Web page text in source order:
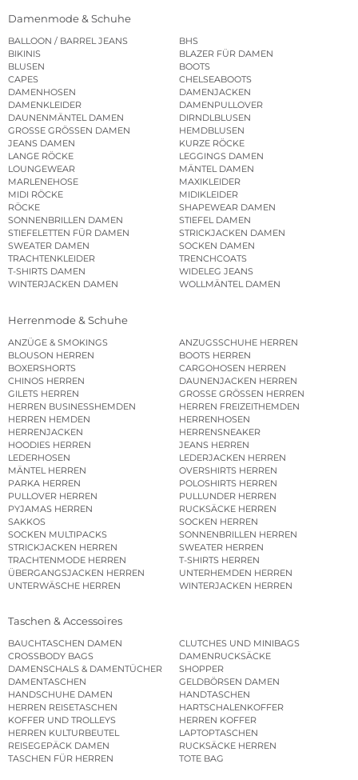
Damenmode & Schuhe
BALLOON / BARREL JEANS
BHS
BIKINIS
BLAZER FÜR DAMEN
BLUSEN
BOOTS
CAPES
CHELSEABOOTS
DAMENHOSEN
DAMENJACKEN
DAMENKLEIDER
DAMENPULLOVER
DAUNENMÄNTEL DAMEN
DIRNDLBLUSEN
GROSSE GRÖSSEN DAMEN
HEMDBLUSEN
JEANS DAMEN
KURZE RÖCKE
LANGE RÖCKE
LEGGINGS DAMEN
LOUNGEWEAR
MÄNTEL DAMEN
MARLENEHOSE
MAXIKLEIDER
MIDI RÖCKE
MIDIKLEIDER
RÖCKE
SHAPEWEAR DAMEN
SONNENBRILLEN DAMEN
STIEFEL DAMEN
STIEFELETTEN FÜR DAMEN
STRICKJACKEN DAMEN
SWEATER DAMEN
SOCKEN DAMEN
TRACHTENKLEIDER
TRENCHCOATS
T-SHIRTS DAMEN
WIDELEG JEANS
WINTERJACKEN DAMEN
WOLLMÄNTEL DAMEN
Herrenmode & Schuhe
ANZÜGE & SMOKINGS
ANZUGSSCHUHE HERREN
BLOUSON HERREN
BOOTS HERREN
BOXERSHORTS
CARGOHOSEN HERREN
CHINOS HERREN
DAUNENJACKEN HERREN
GILETS HERREN
GROSSE GRÖSSEN HERREN
HERREN BUSINESSHEMDEN
HERREN FREIZEITHEMDEN
HERREN HEMDEN
HERRENHOSEN
HERRENJACKEN
HERRENSNEAKER
HOODIES HERREN
JEANS HERREN
LEDERHOSEN
LEDERJACKEN HERREN
MÄNTEL HERREN
OVERSHIRTS HERREN
PARKA HERREN
POLOSHIRTS HERREN
PULLOVER HERREN
PULLUNDER HERREN
PYJAMAS HERREN
RUCKSÄCKE HERREN
SAKKOS
SOCKEN HERREN
SOCKEN MULTIPACKS
SONNENBRILLEN HERREN
STRICKJACKEN HERREN
SWEATER HERREN
TRACHTENMODE HERREN
T-SHIRTS HERREN
ÜBERGANGSJACKEN HERREN
UNTERHEMDEN HERREN
UNTERWÄSCHE HERREN
WINTERJACKEN HERREN
Taschen & Accessoires
BAUCHTASCHEN DAMEN
CLUTCHES UND MINIBAGS
CROSSBODY BAGS
DAMENRUCKSÄCKE
DAMENSCHALS & DAMENTÜCHER
SHOPPER
DAMENTASCHEN
GELDBÖRSEN DAMEN
HANDSCHUHE DAMEN
HANDTASCHEN
HERREN REISETASCHEN
HARTSCHALENKOFFER
KOFFER UND TROLLEYS
HERREN KOFFER
HERREN KULTURBEUTEL
LAPTOPTASCHEN
REISEGEPÄCK DAMEN
RUCKSÄCKE HERREN
TASCHEN FÜR HERREN
TOTE BAG